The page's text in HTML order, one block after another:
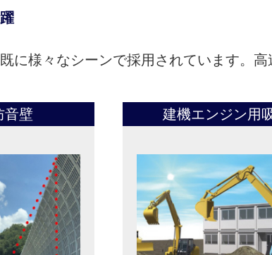
に様々なシーンで採用されています。
音壁 建機エンジン用